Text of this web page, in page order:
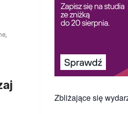
Zbliżające się